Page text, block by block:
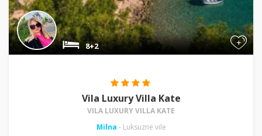
+
8+2
Vila Luxury Villa Kate
VILA LUXURY VILLA KATE
Milna - Luksuzne vile